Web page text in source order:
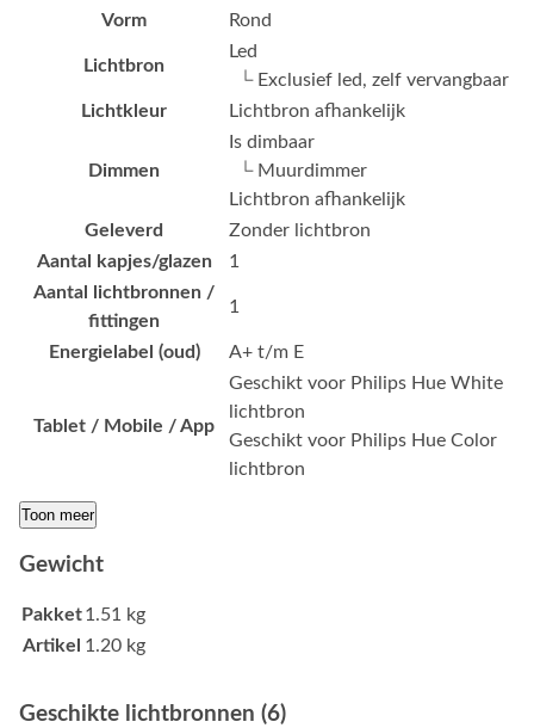
Vorm
Rond
Lichtbron
Led
└ Exclusief led, zelf vervangbaar
Lichtkleur
Lichtbron afhankelijk
Dimmen
Is dimbaar
└ Muurdimmer
Lichtbron afhankelijk
Geleverd
Zonder lichtbron
Aantal kapjes/glazen
1
Aantal lichtbronnen /
fittingen
1
Energielabel (oud) A+ t/m E
Tablet / Mobile / App
Geschikt voor Philips Hue White
lichtbron
Geschikt voor Philips Hue Color
lichtbron
Toon meer
Gewicht
Pakket1.51 kg
Artikel 1.20 kg
Geschikte lichtbronnen (6)